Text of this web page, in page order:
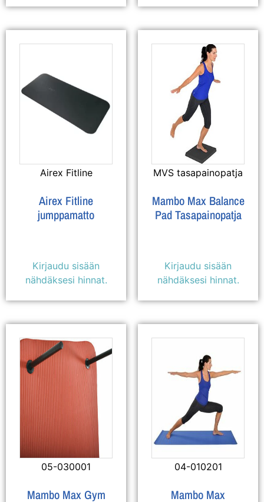
Airex Fitline
Airex Fitline
jumppamatto
Kirjaudu sisään
nähdäksesi hinnat.
MVS tasapainopatja
Mambo Max Balance
Pad Tasapainopatja
Kirjaudu sisään
nähdäksesi hinnat.
05-030001
Mambo Max Gym
04-010201
Mambo Max